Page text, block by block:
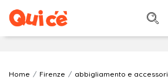
Home Firenze abbigliamento e accessori